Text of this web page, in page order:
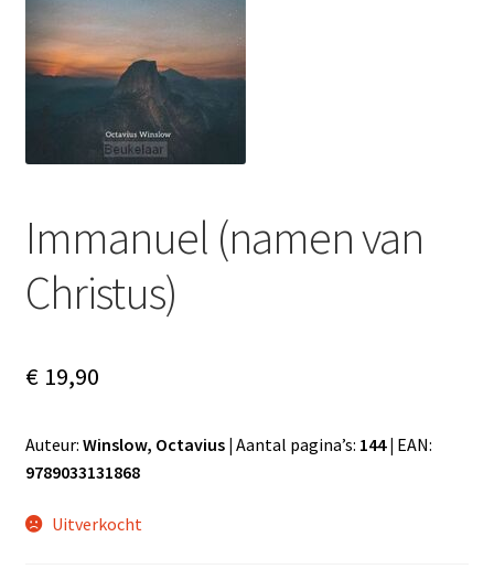
Retour
Immanuel (namen van
Christus)
€19,90
Auteur: Winslow, Octavius | Aantal pagina’s: 144 | EAN:
9789033131868
Uitverkocht